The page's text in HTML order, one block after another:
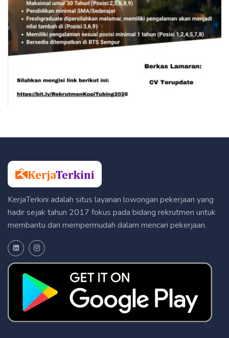
KerjaTerkini adalah situs layanan lowongan pekerjaan yang
hadir sejak tahun 2017 fokus pada bidang rekrutmen untuk
membantu dan mempermudah dalam mencari pekerjaan.